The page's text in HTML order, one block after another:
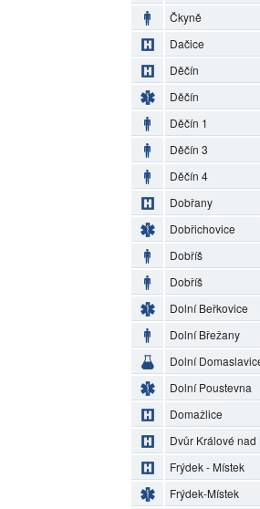
Čkyně
Dačice
Děčín
Děčín
Děčín 1
Děčín 3
Děčín 4
Dobřany
Dobřichovice
Dobříš
Dobříš
Dolní Beřkovice
Dolní Břežany
Dolní
Dolní Poustevna
Domažlice
Dvůr Králové nad
Frýdek - Místek
Frýdek-Místek